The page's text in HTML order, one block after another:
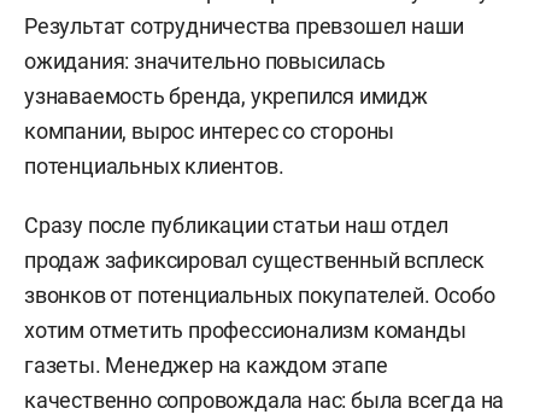
Результат сотрудничества превзошел наши
ожидания: значительно повысилась
узнаваемость бренда, укрепился имидж
компании, вырос интерес со стороны
потенциальных клиентов.
Сразу после публикации статьи наш отдел
продаж зафиксировал существенный всплеск
звонков от потенциальных покупателей. Особо
хотим отметить профессионализм команды
газеты. Менеджер на каждом этапе
качественно сопровождала нас: была всегда на